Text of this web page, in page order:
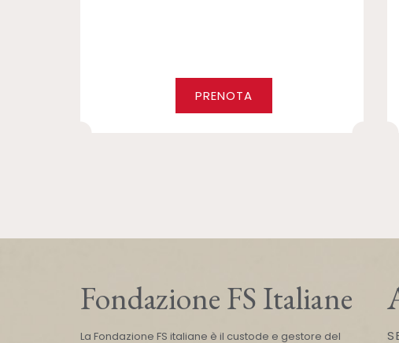
PRENOTA
Fondazione FS Italiane
La Fondazione FS italiane è il custode e gestore del